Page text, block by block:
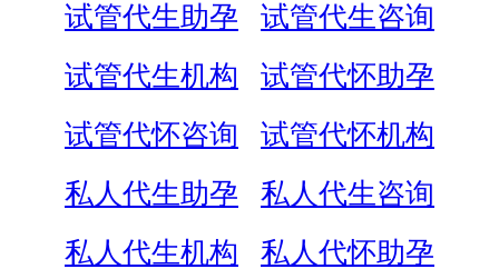
试管代生助孕
试管代生咨询
试管代生机构
试管代怀助孕
试管代怀咨询
试管代怀机构
私人代生助孕
私人代生咨询
私人代生机构
私人代怀助孕